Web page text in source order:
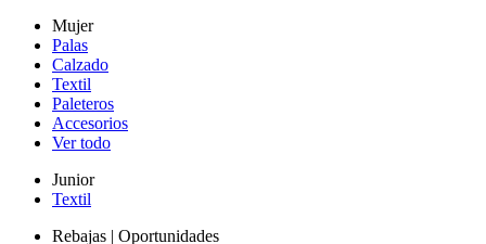
Mujer
Palas
Calzado
Textil
Paleteros
Accesorios
Ver todo
Junior
Textil
Rebajas | Oportunidades